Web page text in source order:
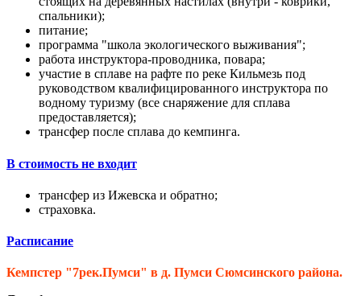
спальники);
питание;
программа "школа экологического выживания";
работа инструктора-проводника, повара;
участие в сплаве на рафте по реке Кильмезь под
руководством квалифицированного инструктора по
водному туризму (все снаряжение для сплава
предоставляется);
трансфер после сплава до кемпинга.
В стоимость не входит
трансфер из Ижевска и обратно;
страховка.
Расписание
Кемпстер "7рек.Пумси" в д. Пумси Сюмсинского района.